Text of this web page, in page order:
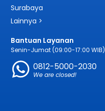
Surabaya
Lainnya >
Bantuan Layanan
Senin-Jumat (09:00-17:00 WIB)
0812-5000-2030
We are closed!